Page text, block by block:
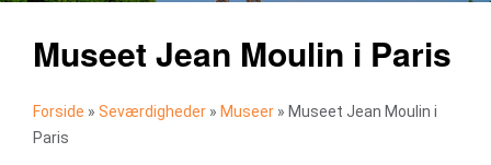
Museet Jean Moulin i Paris
Forside » Seværdigheder » Museer » Museet Jean Moulin i
Paris